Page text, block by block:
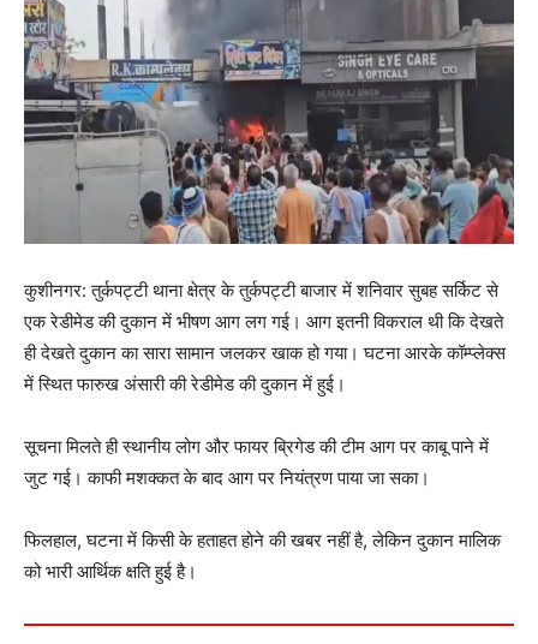
कुशीनगर: तुर्कपट्टी थाना क्षेत्र के तुर्कपट्टी बाजार में शनिवार सुबह सर्किट से
एक रेडीमेड की दुकान में भीषण आग लग गई। आग इतनी विकराल थी कि देखते
ही देखते दुकान का सारा सामान जलकर खाक हो गया। घटना आरके कॉम्प्लेक्स
में स्थित फारुख अंसारी की रेडीमेड की दुकान में हुई।
सूचना मिलते ही स्थानीय लोग और फायर ब्रिगेड की टीम आग पर काबू पाने में
जुट गई। काफी मशक्कत के बाद आग पर नियंत्रण पाया जा सका।
फिलहाल, घटना में किसी के हताहत होने की खबर नहीं है, लेकिन दुकान मालिक
को भारी आर्थिक क्षति हुई है।